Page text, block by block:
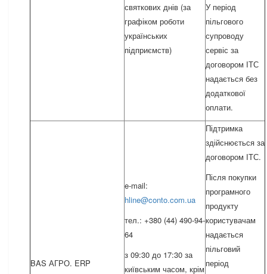
святкових днів (за
графіком роботи
українських
підприємств)
У період
пільгового
супроводу
сервіс за
договором ІТС
надається без
додаткової
оплати.
BAS АГРО. ERP
e-mail:
hline@conto.com.ua
тел.: +380 (44) 490-94-
64
з 09:30 до 17:30 за
київським часом, крім
Підтримка
здійснюється за
договором ІТС.
Після покупки
програмного
продукту
користувачам
надається
пільговий
період